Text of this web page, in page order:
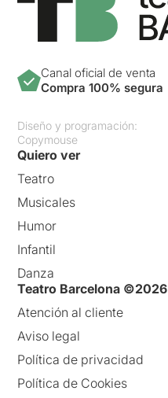
Canal oficial de venta
Compra 100% segura
Diseño y programación:
Copymouse
Quiero ver
Teatro
Musicales
Humor
Infantil
Danza
Teatro Barcelona ©2026
Atención al cliente
Aviso legal
Política de privacidad
Política de Cookies